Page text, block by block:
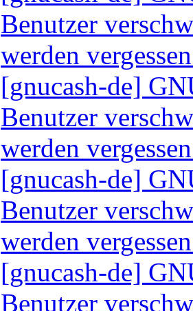
Benutzer
werden
[gnucash-de]
Benutzer
werden
[gnucash-de]
Benutzer
werden
[gnucash-de]
Benutzer